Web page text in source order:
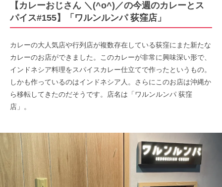
【カレーおじさん ＼(^o^)／の今週のカレーとス
パイス#155】「ワルンルンパ 荻窪店」
カレーの大人気店や行列店が複数存在している荻窪にまた新たな
カレーのお店ができました。このカレーが非常に興味深い形で、
インドネシア料理をスパイスカレー仕立てで作ったというもの。
しかも作っているのはインドネシア人。さらにこのお店は沖縄か
ら移転してきたのだそうです。店名は「ワルンルンパ 荻窪
店」。